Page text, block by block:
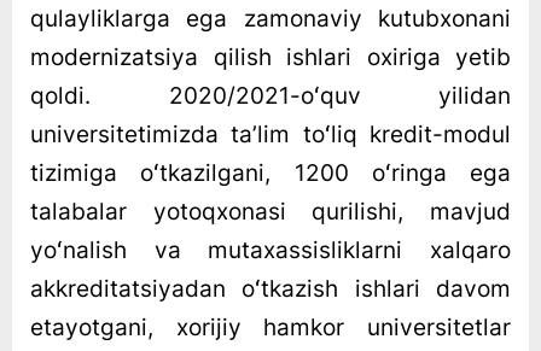
qulayliklarga ega zamonaviy kutubxonani
modernizatsiya qilish ishlari oxiriga yetib
qoldi. 2020/2021-oʻquv yilidan
universitetimizda taʼlim toʻliq kredit-modul
tizimiga oʻtkazilgani, 1200 oʻringa ega
talabalar yotoqxonasi qurilishi, mavjud
yoʻnalish va mutaxassisliklarni xalqaro
akkreditatsiyadan oʻtkazish ishlari davom
etayotgani, xorijiy hamkor universitetlar